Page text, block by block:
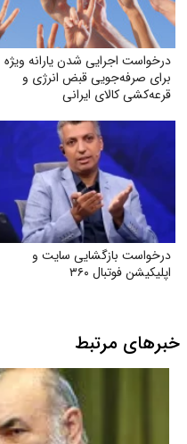
درخواست اجرایی شدن یارانه ویژه
برای صرفه‌جویی قبض انرژی و
قرعه‌کشی کالای ایرانی
درخواست بازگشایی سایت و
اپلیکیشن فوتبال ۳۶۰
خبرهای مرتبط